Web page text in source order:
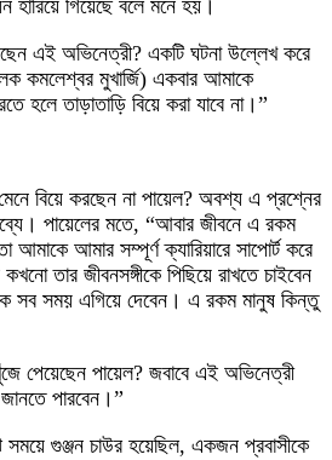
হারিয়ে গিয়েছে বলে মনে হয়।
এই অভিনেত্রী? একটি ঘটনা উল্লেখ করে
কমলেশ্বর মুখার্জি) একবার আমাকে
হলে তাড়াতাড়ি বিয়ে করা যাবে না।”
মেনে বিয়ে করছেন না পায়েল? অবশ্য এ প্রশ্নের
পায়েলের মতে, “আবার জীবনে এ রকম
আমার সম্পূর্ণ ক্যারিয়ারে সাপোর্ট করে
তার জীবনসঙ্গীকে পিছিয়ে রাখতে চাইবেন
সব সময় এগিয়ে দেবেন। এ রকম মানুষ কিন্তু
পেয়েছেন পায়েল? জবাবে এই অভিনেত্রী
পারবেন।”
গুঞ্জন চাউর হয়েছিল, একজন প্রবাসীকে